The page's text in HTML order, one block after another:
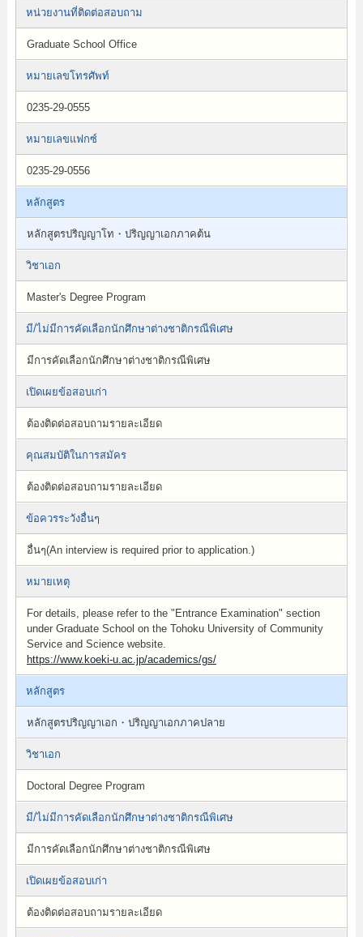
หน่วยงานที่ติดต่อสอบถาม
Graduate School Office
หมายเลขโทรศัพท์
0235-29-0555
หมายเลขแฟกซ์
0235-29-0556
หลักสูตร
หลักสูตรปริญญาโท・ปริญญาเอกภาคต้น
วิชาเอก
Master's Degree Program
มี/ไม่มีการคัดเลือกนักศึกษาต่างชาติกรณีพิเศษ
มีการคัดเลือกนักศึกษาต่างชาติกรณีพิเศษ
เปิดเผยข้อสอบเก่า
ต้องติดต่อสอบถามรายละเอียด
คุณสมบัติในการสมัคร
ต้องติดต่อสอบถามรายละเอียด
ข้อควรระวังอื่นๆ
อื่นๆ(An interview is required prior to application.)
หมายเหตุ
For details, please refer to the "Entrance Examination" section
under Graduate School on the Tohoku University of Community
Service and Science website.
https://www.koeki-u.ac.jp/academics/gs/
หลักสูตร
หลักสูตรปริญญาเอก・ปริญญาเอกภาคปลาย
วิชาเอก
Doctoral Degree Program
มี/ไม่มีการคัดเลือกนักศึกษาต่างชาติกรณีพิเศษ
มีการคัดเลือกนักศึกษาต่างชาติกรณีพิเศษ
เปิดเผยข้อสอบเก่า
ต้องติดต่อสอบถามรายละเอียด